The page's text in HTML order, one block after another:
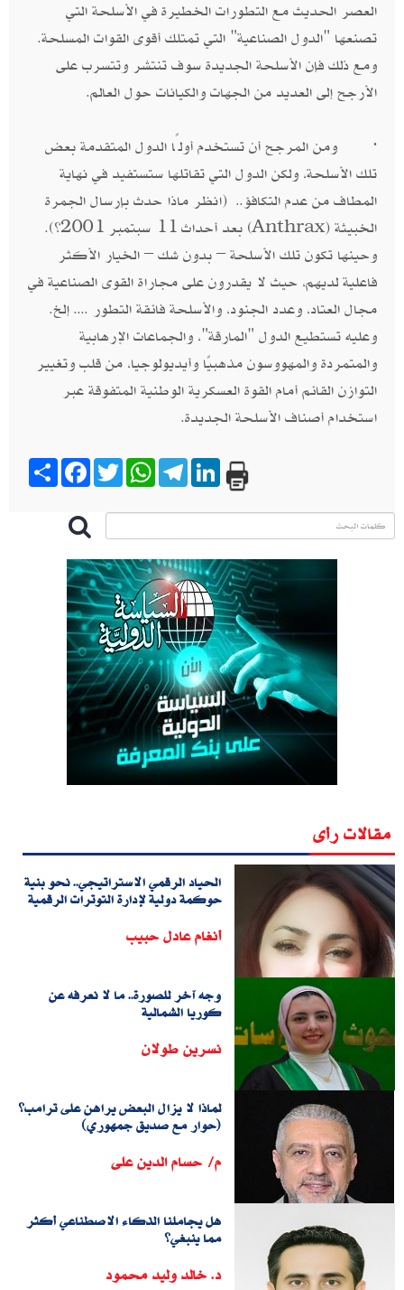
العصر الحديث مع التطورات الخطيرة في الأسلحة التي
تصنعها "الدول الصناعية" التي تمتلك أقوى القوات المسلحة.
ومع ذلك فإن الأسلحة الجديدة سوف تنتشر وتتسرب على
الأرجح إلى العديد من الجهات والكيانات حول العالم.
· ومن المرجح أن تستخدم أولًا الدول المتقدمة بعض
تلك الأسلحة، ولكن الدول التي تقاتلها ستستفيد في نهاية
المطاف من عدم التكافؤ.. (انظر ماذا حدث بإرسال الجمرة
الخبيثة (Anthrax) بعد أحداث 11 سبتمبر 2001؟).
وحينها تكون تلك الأسلحة – بدون شك – الخيار الأكثر
فاعلية لديهم، حيث لا يقدرون على مجاراة القوى الصناعية في
مجال العتاد، وعدد الجنود، والأسلحة فائقة التطور .... إلخ.
وعليه تستطيع الدول "المارقة"، والجماعات الإرهابية
والمتمردة والمهووسون مذهبيًا وأيديولوجيا، من قلب وتغيير
التوازن القائم أمام القوة العسكرية الوطنية المتفوقة عبر
استخدام أصناف الأسلحة الجديدة.
Share
FacebookTwitter
WhatsApp
Telegram
LinkedIn
مقالات رأى
الحياد الرقمي الاستراتيجي.. نحو بنية
حوكمة دولية لإدارة التوترات الرقمية
أنغام عادل حبيب
وجه آخر للصورة.. ما لا نعرفه عن
كوريا الشمالية
نسرين طولان
لماذا لا يزال البعض يراهن على ترامب؟
(حوار مع صديق جمهوري)
م/ حسام الدين على
هل يجاملنا الذكاء الاصطناعي أكثر
مما ينبغي؟
د. خالد وليد محمود